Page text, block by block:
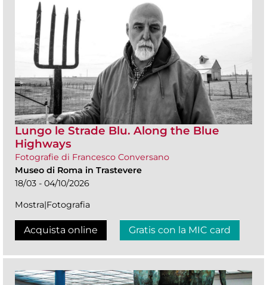
Lungo le Strade Blu. Along the Blue
Highways
Fotografie di Francesco Conversano
Museo di Roma in Trastevere
18/03 - 04/10/2026
Mostra|Fotografia
Acquista online Gratis con la MIC card